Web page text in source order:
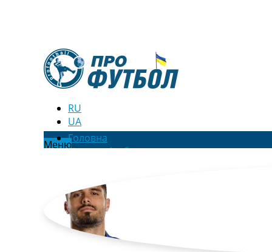
RU
UA
МенюГоловна
Новини футболу
Футбольні трансфери
Останні коментарі
Конкурс прогнозів
Логін
Рейтінги